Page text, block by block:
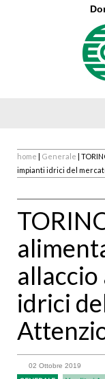
home | Generale |
impianti idrici del
idrici
02 Ottobre 2019